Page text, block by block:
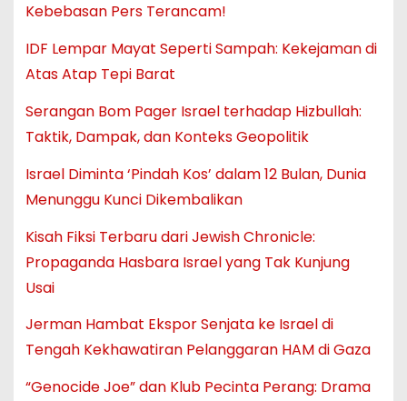
Kebebasan Pers Terancam!
IDF Lempar Mayat Seperti Sampah: Kekejaman di
Atas Atap Tepi Barat
Serangan Bom Pager Israel terhadap Hizbullah:
Taktik, Dampak, dan Konteks Geopolitik
Israel Diminta ‘Pindah Kos’ dalam 12 Bulan, Dunia
Menunggu Kunci Dikembalikan
Kisah Fiksi Terbaru dari Jewish Chronicle:
Propaganda Hasbara Israel yang Tak Kunjung
Usai
Jerman Hambat Ekspor Senjata ke Israel di
Tengah Kekhawatiran Pelanggaran HAM di Gaza
“Genocide Joe” dan Klub Pecinta Perang: Drama